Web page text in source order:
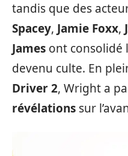
tandis que des
Spacey, Jamie Foxx,
James ont consolidé
devenu culte. En
Driver 2, Wright a
révélations sur